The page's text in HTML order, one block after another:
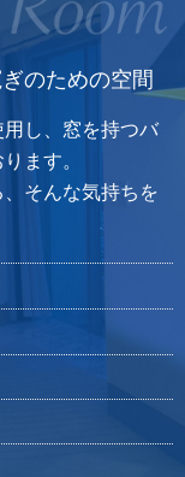
のための空間
し、窓を持つバ
ます。
そんな気持ちを